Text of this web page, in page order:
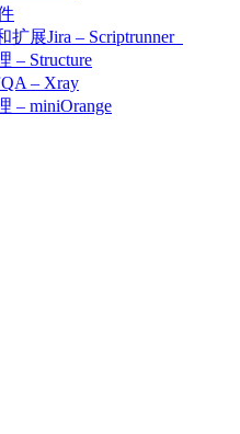
扩展Jira – Scriptrunner
– Structure
– Xray
– miniOrange